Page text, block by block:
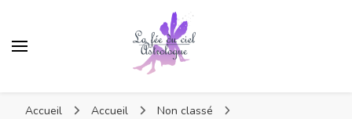
Accueil Accueil
Non classé